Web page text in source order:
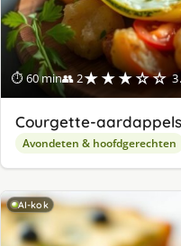
⏱ 60 min👥 2★★★☆☆
Courgette-
Avondeten & hoofdgerechten
AI-kok